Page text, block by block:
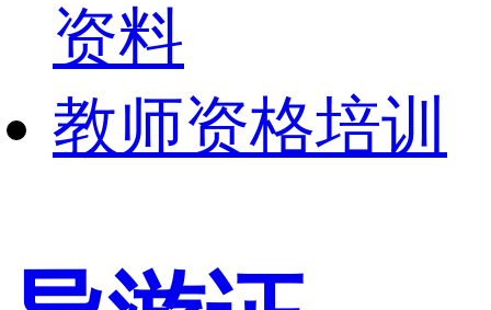
资料
教师资格培训